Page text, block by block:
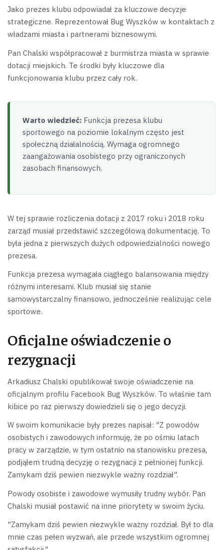
Jako prezes klubu odpowiadał za kluczowe decyzje
strategiczne. Reprezentował Bug Wyszków w kontaktach z
władzami miasta i partnerami biznesowymi.
Pan Chalski współpracował z burmistrza miasta w sprawie
dotacji miejskich. Te środki były kluczowe dla
funkcjonowania klubu przez cały rok.
Warto wiedzieć: Funkcja prezesa klubu
sportowego na poziomie lokalnym często jest
społeczną działalnością. Wymaga ogromnego
zaangażowania osobistego przy ograniczonych
zasobach finansowych.
W tej sprawie rozliczenia dotacji z 2017 roku i 2018 roku
zarząd musiał przedstawić szczegółową dokumentację. To
była jedna z pierwszych dużych odpowiedzialności nowego
prezesa.
Funkcja prezesa wymagała ciągłego balansowania między
różnymi interesami. Klub musiał się stanie
samowystarczalny finansowo, jednocześnie realizując cele
sportowe.
Oficjalne oświadczenie o
rezygnacji
Arkadiusz Chalski opublikował swoje oświadczenie na
oficjalnym profilu Facebook Bug Wyszków. To właśnie tam
kibice po raz pierwszy dowiedzieli się o jego decyzji.
W swoim komunikacie były prezes napisał: "Z powodów
osobistych i zawodowych informuję, że po ośmiu latach
pracy w zarządzie, w tym ostatnio na stanowisku prezesa,
podjąłem trudną decyzję o rezygnacji z pełnionej funkcji.
Zamykam dziś pewien niezwykle ważny rozdział".
Powody osobiste i zawodowe wymusiły trudny wybór. Pan
Chalski musiał postawić na inne priorytety w swoim życiu.
"Zamykam dziś pewien niezwykle ważny rozdział. Był to dla
mnie czas pełen wyzwań, ale przede wszystkim ogromnej